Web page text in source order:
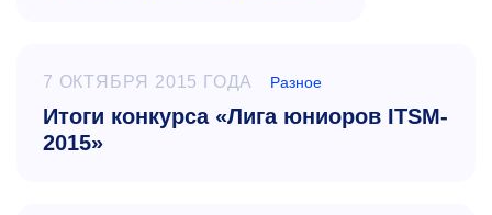
7 ОКТЯБРЯ 2015 ГОДА Разное
Итоги конкурса «Лига юниоров ITSM-
2015»